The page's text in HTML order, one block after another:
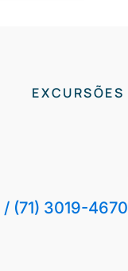
EXCURSÕES
/ (71) 3019-4670